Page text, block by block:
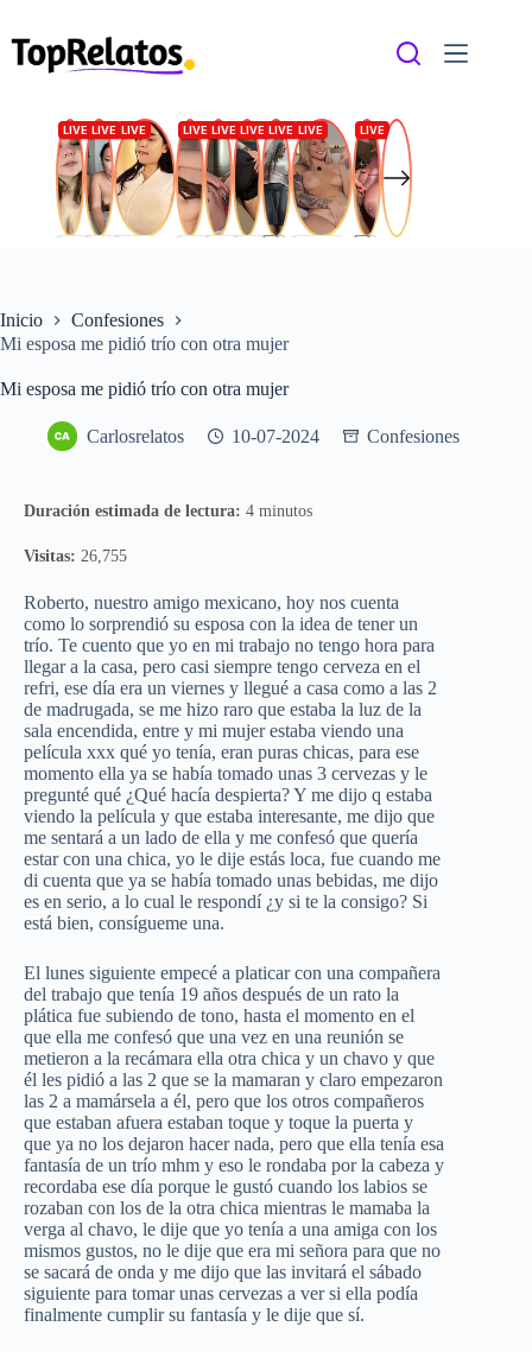
contenido
Inicio
Confesiones
Mi esposa me pidió trío con otra mujer
Mi esposa me pidió trío con otra mujer
Carlosrelatos 10-07-2024 Confesiones
Duración estimada de lectura: 4 minutos
Visitas: 26,755
Roberto, nuestro amigo mexicano, hoy nos cuenta
como lo sorprendió su esposa con la idea de tener un
trío. Te cuento que yo en mi trabajo no tengo hora para
llegar a la casa, pero casi siempre tengo cerveza en el
refri, ese día era un viernes y llegué a casa como a las 2
de madrugada, se me hizo raro que estaba la luz de la
sala encendida, entre y mi mujer estaba viendo una
película xxx qué yo tenía, eran puras chicas, para ese
momento ella ya se había tomado unas 3 cervezas y le
pregunté qué ¿Qué hacía despierta? Y me dijo q estaba
viendo la película y que estaba interesante, me dijo que
me sentará a un lado de ella y me confesó que quería
estar con una chica, yo le dije estás loca, fue cuando me
di cuenta que ya se había tomado unas bebidas, me dijo
es en serio, a lo cual le respondí ¿y si te la consigo? Si
está bien, consígueme una.
El lunes siguiente empecé a platicar con una compañera
del trabajo que tenía 19 años después de un rato la
plática fue subiendo de tono, hasta el momento en el
que ella me confesó que una vez en una reunión se
metieron a la recámara ella otra chica y un chavo y que
él les pidió a las 2 que se la mamaran y claro empezaron
las 2 a mamársela a él, pero que los otros compañeros
que estaban afuera estaban toque y toque la puerta y
que ya no los dejaron hacer nada, pero que ella tenía esa
fantasía de un trío mhm y eso le rondaba por la cabeza y
recordaba ese día porque le gustó cuando los labios se
rozaban con los de la otra chica mientras le mamaba la
verga al chavo, le dije que yo tenía a una amiga con los
mismos gustos, no le dije que era mi señora para que no
se sacará de onda y me dijo que las invitará el sábado
siguiente para tomar unas cervezas a ver si ella podía
finalmente cumplir su fantasía y le dije que sí.